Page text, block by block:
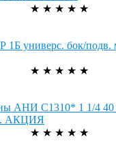
★ ★ ★ ★ ★
универс. бок/подв.
★ ★ ★ ★ ★
АНИ С1310* 1 1/4 40
АКЦИЯ
★ ★ ★ ★ ★